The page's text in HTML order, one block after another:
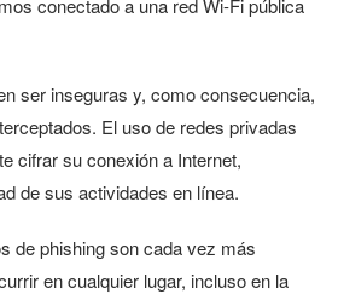
conectado a una red Wi-Fi pública
ser inseguras y, como consecuencia,
El uso de redes privadas
cifrar su conexión a Internet,
de sus actividades en línea.
de phishing son cada vez más
en cualquier lugar, incluso en la